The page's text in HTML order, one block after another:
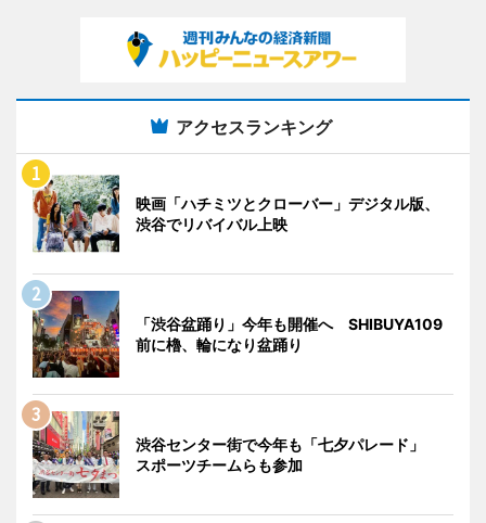
アクセスランキング
映画「ハチミツとクローバー」デジタル版、
渋谷でリバイバル上映
「渋谷盆踊り」今年も開催へ SHIBUYA109
前に櫓、輪になり盆踊り
渋谷センター街で今年も「七夕パレード」
スポーツチームらも参加